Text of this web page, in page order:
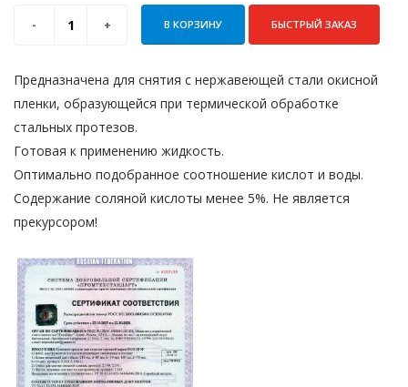
В КОРЗИНУ БЫСТРЫЙ ЗАКАЗ
Предназначена для снятия с нержавеющей стали окисной
пленки, образующейся при термической обработке
стальных протезов.
Готовая к применению жидкость.
Оптимально подобранное соотношение кислот и воды.
Содержание соляной кислоты менее 5%. Не является
прекурсором!